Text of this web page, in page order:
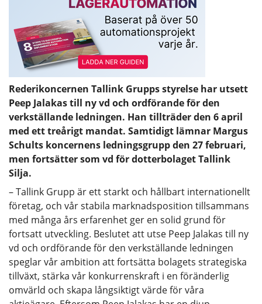
Rederikoncernen Tallink Grupps styrelse har utsett
Peep Jalakas till ny vd och ordförande för den
verkställande ledningen. Han tillträder den 6 april
med ett treårigt mandat. Samtidigt lämnar Margus
Schults koncernens ledningsgrupp den 27 februari,
men fortsätter som vd för dotterbolaget Tallink
Silja.
– Tallink Grupp är ett starkt och hållbart internationellt
företag, och vår stabila marknadsposition tillsammans
med många års erfarenhet ger en solid grund för
fortsatt utveckling. Beslutet att utse Peep Jalakas till ny
vd och ordförande för den verkställande ledningen
speglar vår ambition att fortsätta bolagets strategiska
tillväxt, stärka vår konkurrenskraft i en föränderlig
omvärld och skapa långsiktigt värde för våra